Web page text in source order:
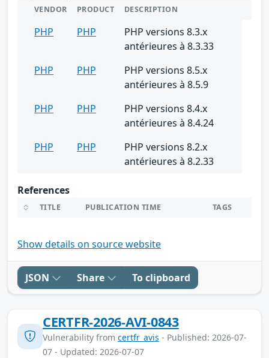
VENDOR PRODUCT DESCRIPTION
PHP PHP
PHP versions 8.3.x
antérieures à 8.3.33
PHP
PHP
PHP versions 8.5.x
antérieures à 8.5.9
PHP
PHP
PHP versions 8.4.x
antérieures à 8.4.24
PHP
PHP
PHP versions 8.2.x
antérieures à 8.2.33
References
TITLE PUBLICATION TIME TAGS
Show details on source website
JSON Share To clipboard
CERTFR-2026-AVI-0843
Vulnerability from certfr_avis - Published: 2026-07-
07 - Updated: 2026-07-07